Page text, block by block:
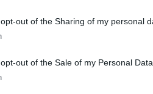
out of the Sharing of my personal
out of the Sale of my Personal Data.